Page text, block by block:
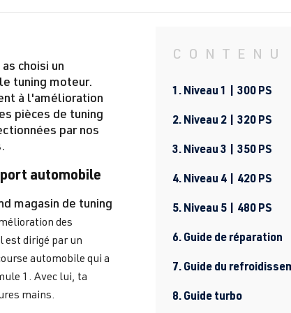
choisi un
tuning moteur.
à l'amélioration
pièces de tuning
par nos
automobile
magasin de tuning
des
est dirigé par un
automobile qui a
1. Avec lui, ta
mains.
CONTENU
1. Niveau 1 | 300 PS
2. Niveau 2 | 320 PS
3. Niveau 3 | 350 PS
4. Niveau 4 | 420 PS
5. Niveau 5 | 480 PS
6. Guide de réparation
7. Guide du
8. Guide turbo